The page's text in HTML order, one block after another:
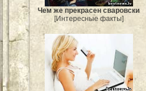
Чем же прекрасен сваровски
[Интересные факты]